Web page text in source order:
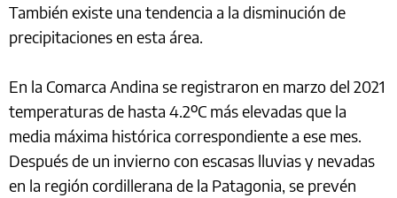
También existe una tendencia a la disminución de
precipitaciones en esta área.
En la Comarca Andina se registraron en marzo del 2021
temperaturas de hasta 4.2ºC más elevadas que la
media máxima histórica correspondiente a ese mes.
Después de un invierno con escasas lluvias y nevadas
en la región cordillerana de la Patagonia, se prevén